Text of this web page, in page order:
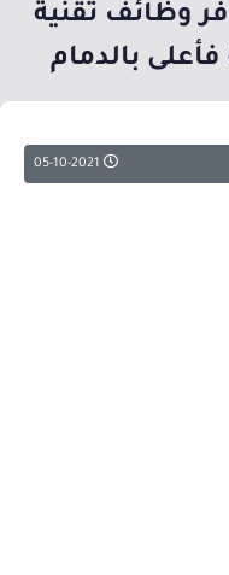
وظائف تقنية
فأعلى بالدمام